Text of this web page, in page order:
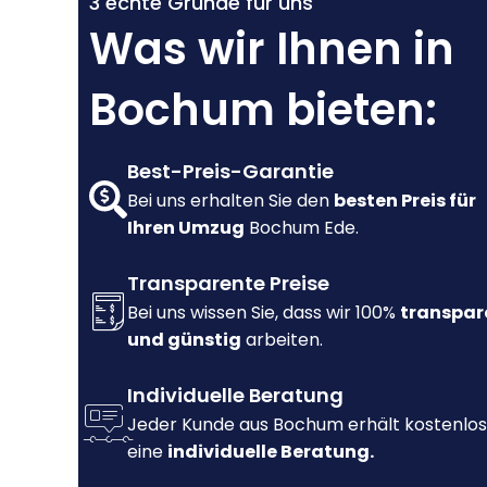
Was wir Ihnen in
Bochum bieten:
Best-Preis-Garantie
Bei uns erhalten Sie den besten Preis für
Ihren Umzug Bochum Ede.
Transparente Preise
Bei uns wissen Sie, dass wir 100%
und günstig arbeiten.
Individuelle Beratung
Jeder Kunde aus Bochum erhält kostenlos
eine individuelle Beratung.